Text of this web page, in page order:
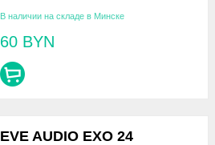
В наличии на складе в Минске
60 BYN
EVE AUDIO EXO 24